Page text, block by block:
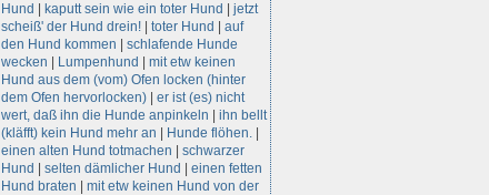
Hund
kaputt sein wie ein toter Hund
jetzt
scheiß' der Hund drein!
toter Hund
auf
den Hund kommen
schlafende Hunde
wecken
Lumpenhund
mit etw keinen
Hund aus dem (vom) Ofen locken (hinter
dem Ofen hervorlocken)
er ist (es) nicht
wert, daß ihn die Hunde anpinkeln
ihn bellt
(kläfft) kein Hund mehr an
Hunde flöhen.
einen alten Hund totmachen
schwarzer
Hund
selten dämlicher Hund
einen fetten
Hund braten
mit etw keinen Hund von der